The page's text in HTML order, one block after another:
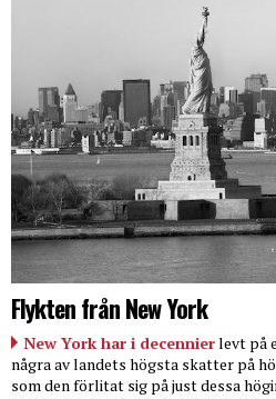
Flykten från New York
New York har i decennierlevt på
några av landets högsta skatter på
som den förlitat sig på just dessa